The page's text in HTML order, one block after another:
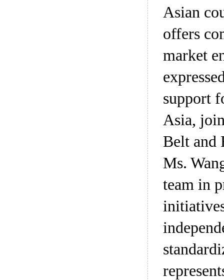
Asian
offers
market
support
Asia,
Belt and
Ms.
team in